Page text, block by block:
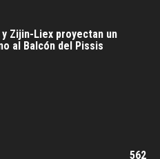
y Zijin-Liex proyectan un
al Balcón del Pissis
562